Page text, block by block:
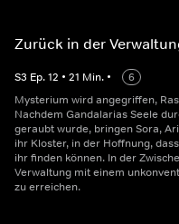
Zurück in der
S3 Ep.12 • 21 Min. •
6
Mysterium wird angegriffen,
Nachdem Gandalarias Seele
geraubt wurde, bringen Sora,
ihr Kloster, in der Hoffnung,
ihr finden können. In der
Verwaltung mit einem
zu erreichen.